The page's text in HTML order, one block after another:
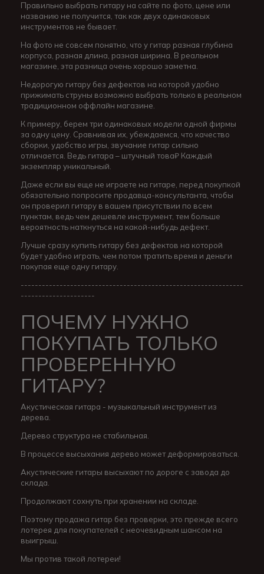
Правильно выбрать гитару на сайте по фото, цене или
названию не получится, так как двух одинаковых
инструментов не бывает.
На фото не совсем понятно, что у гитар разная глубина
корпуса, разная длина, разная ширина. В реальном
магазине, эта разница очень хорошо заметна.
Недорогую гитару без дефектов на которой удобно
прижимать струны возможно выбрать только в реальном
традиционном оффлайн магазине.
К примеру, берем три одинаковых модели одной фирмы
за одну цену. Сравнивая их, убеждаемся, что качество
сборки, удобство игры, звучание гитар сильно
отличается. Ведь гитара – штучный това₽ Каждый
экземпляр уникальный.
Даже если вы еще не играете на гитаре, перед покупкой
обязательно попросите продавца-консультанта, чтобы
он проверил гитару в вашем присутствии по всем
пунктам, ведь чем дешевле инструмент, тем больше
вероятность наткнуться на какой-нибудь дефект.
Лучше сразу купить гитару без дефектов на которой
будет удобно играть, чем потом тратить время и деньги
покупая еще одну гитару.
---------------------------------------------------------------
---------------------
ПОЧЕМУ НУЖНО
ПОКУПАТЬ ТОЛЬКО
ПРОВЕРЕННУЮ
ГИТАРУ?
Акустическая гитара - музыкальный инструмент из
дерева.
Дерево структура не стабильная.
В процессе высыхания дерево может деформироваться.
Акустические гитары высыхают по дороге с завода до
склада.
Продолжают сохнуть при хранении на складе.
Поэтому продажа гитар без проверки, это прежде всего
лотерея для покупателей с неочевидным шансом на
выигрыш.
Мы против такой лотереи!